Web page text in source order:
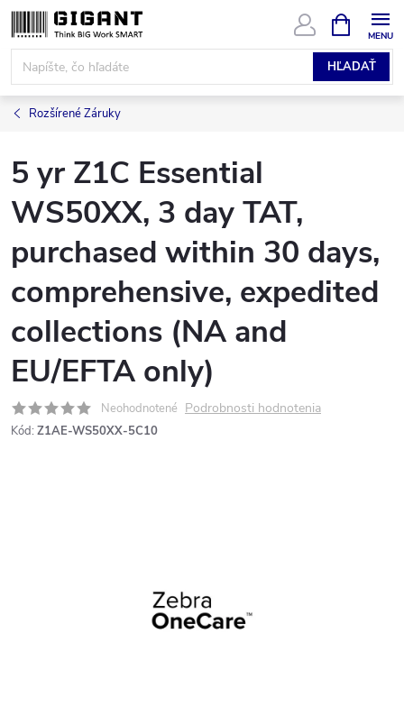
Prejsť
na
obsah
HĽADAŤ
KOŠÍK
Rozšírené Záruky
5 yr Z1C Essential
WS50XX, 3 day TAT,
purchased within 30 days,
comprehensive, expedited
collections (NA and
EU/EFTA only)
Neohodnotené Podrobnosti hodnotenia
Kód: Z1AE-WS50XX-5C10